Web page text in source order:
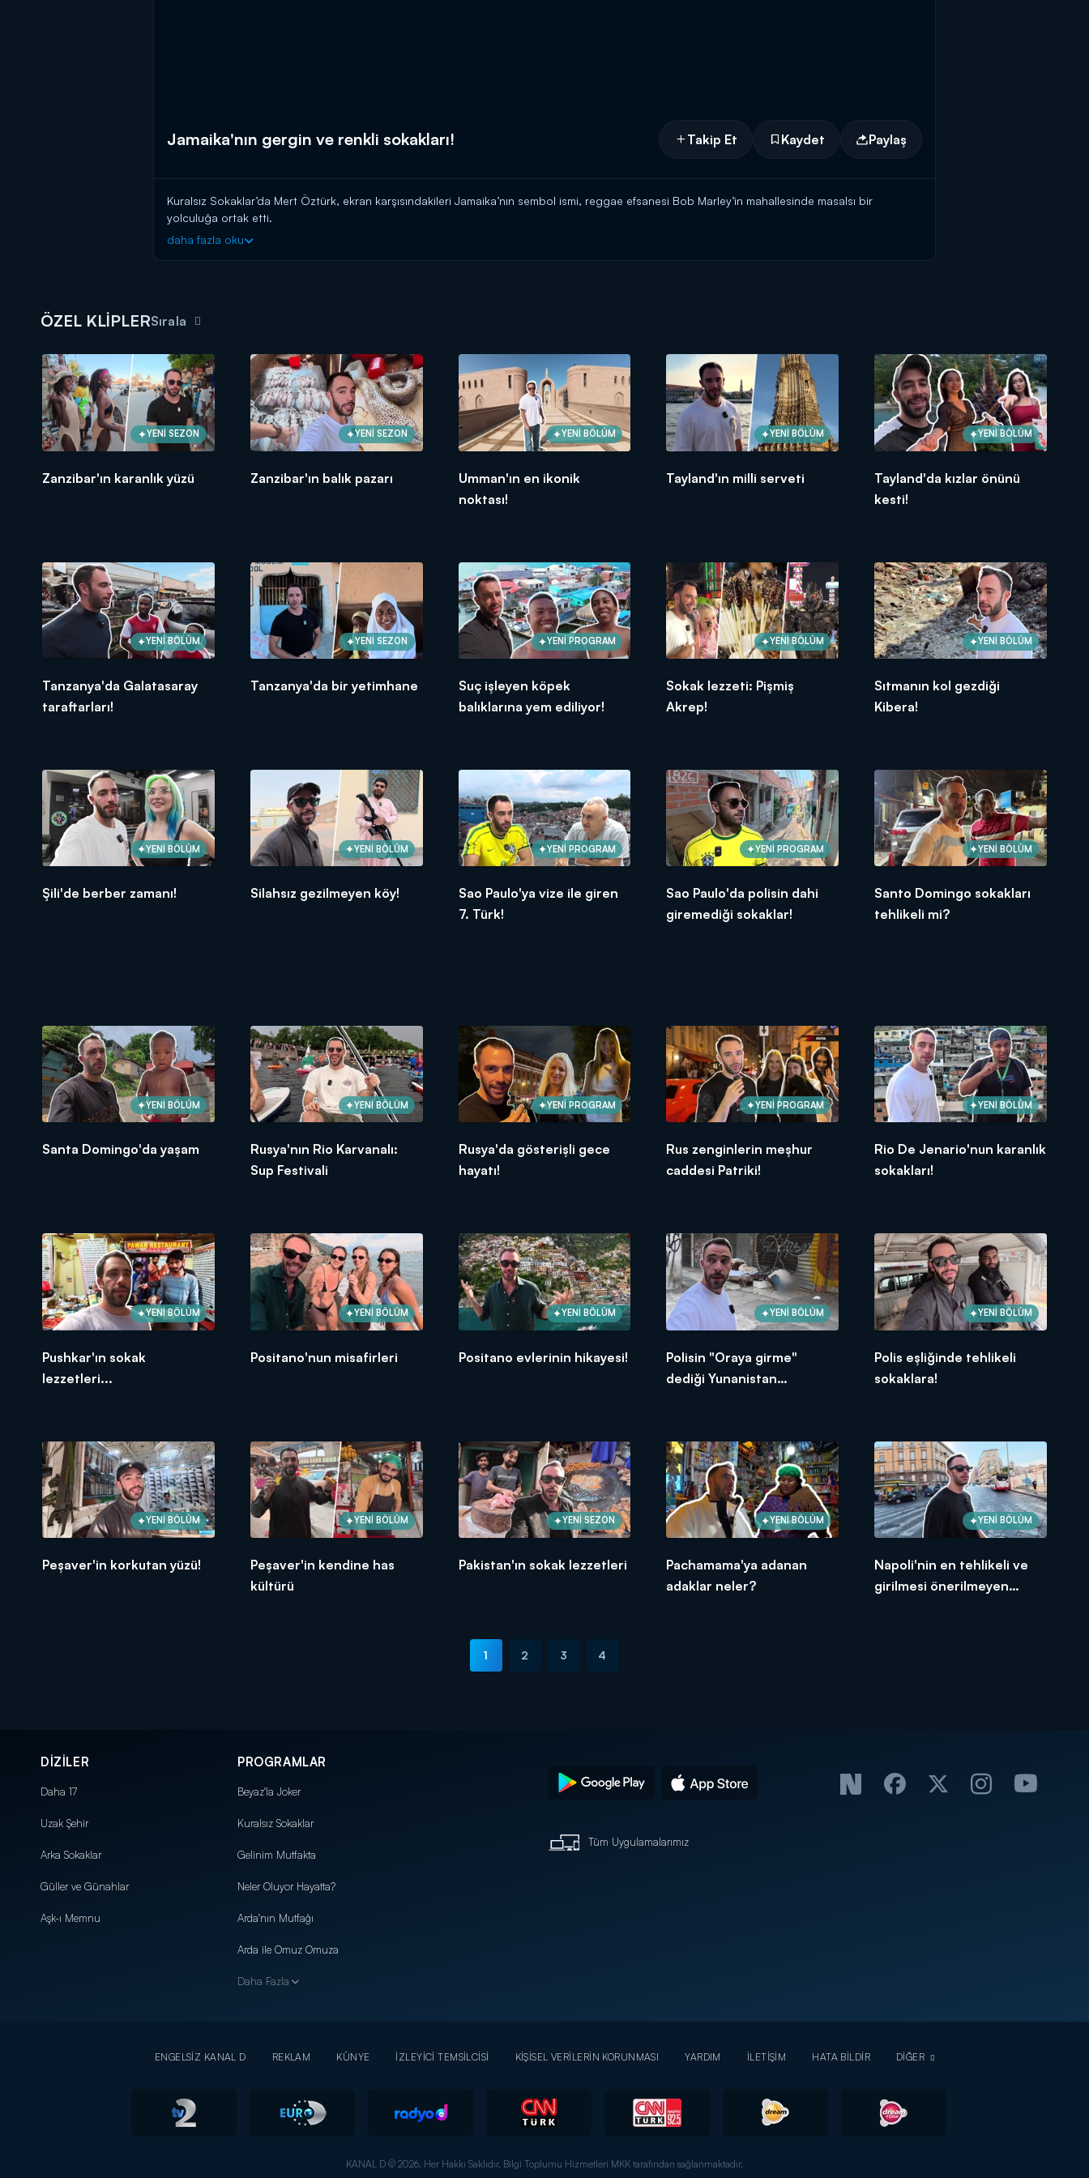
Jamaika'nın gergin ve renkli sokakları! Takip Et Kaydet Paylaş
Kuralsız Sokaklar’da Mert Öztürk, ekran karşısındakileri Jamaika’nın sembol ismi, reggae efsanesi Bob Marley’in mahallesinde masalsı bir
yolculuğa ortak etti.
"Kuralsız Sokaklar" gezgin Mert Öztürk'ün sunumu ile pazar 20.00'de Kanal D'de!
daha fazla oku
ÖZEL KLİPLERSırala
YENİ SEZON
Zanzibar'ın karanlık yüzü
YENİ SEZON
Zanzibar'ın balık pazarı
YENİ BÖLÜM
Umman'ın en ikonik
noktası!
YENİ BÖLÜM
Tayland'ın milli serveti
YENİ BÖLÜM
Tayland'da kızlar önünü
kesti!
YENİ BÖLÜM
Tanzanya'da Galatasaray
taraftarları!
YENİ SEZON
Tanzanya'da bir yetimhane
YENİ PROGRAM
Suç işleyen köpek
balıklarına yem ediliyor!
YENİ BÖLÜM
Sokak lezzeti: Pişmiş
Akrep!
YENİ BÖLÜM
Sıtmanın kol gezdiği
Kibera!
YENİ BÖLÜM
Şili'de berber zamanı!
YENİ BÖLÜM
Silahsız gezilmeyen köy!
YENİ PROGRAM
Sao Paulo'ya vize ile giren
7. Türk!
YENİ PROGRAM
Sao Paulo'da polisin dahi
giremediği sokaklar!
YENİ BÖLÜM
Santo Domingo sokakları
tehlikeli mi?
YENİ BÖLÜM
Santa Domingo'da yaşam
YENİ BÖLÜM
Rusya'nın Rio Karvanalı:
Sup Festivali
YENİ PROGRAM
Rusya'da gösterişli gece
hayatı!
YENİ PROGRAM
Rus zenginlerin meşhur
caddesi Patriki!
YENİ BÖLÜM
Rio De Jenario'nun karanlık
sokakları!
YENİ BÖLÜM
Pushkar'ın sokak
lezzetleri...
YENİ BÖLÜM
Positano'nun misafirleri
YENİ BÖLÜM
Positano evlerinin hikayesi!
YENİ BÖLÜM
Polisin "Oraya girme"
dediği Yunanistan
YENİ BÖLÜM
Polis eşliğinde tehlikeli
sokaklara!
YENİ BÖLÜM
Peşaver'in korkutan yüzü!
YENİ BÖLÜM
Peşaver'in kendine has
kültürü
YENİ SEZON
Pakistan'ın sokak lezzetleri
YENİ BÖLÜM
Pachamama'ya adanan
adaklar neler?
YENİ BÖLÜM
Napoli'nin en tehlikeli ve
girilmesi önerilmeyen
1 2 3 4
DİZİLER
Daha 17
Uzak Şehir
Arka Sokaklar
Güller ve Günahlar
Aşk-ı Memnu
PROGRAMLAR
Beyaz'la Joker
Kuralsız Sokaklar
Gelinim Mutfakta
Neler Oluyor Hayatta?
Arda'nın Mutfağı
Arda ile Omuz Omuza
Daha Fazla
Tüm Uygulamalarımız
ENGELSİZ KANAL D REKLAM KÜNYE İZLEYİCİ TEMSİLCİSİ KİŞİSEL VERİLERİN KORUNMASI YARDIM İLETİŞİM HATA BİLDİR DİĞER
KANAL D © 2026. Her Hakkı Saklıdır. Bilgi Toplumu Hizmetleri MKK tarafından sağlanmaktadır.